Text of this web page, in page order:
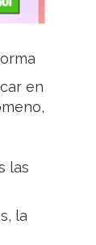
en
las
la